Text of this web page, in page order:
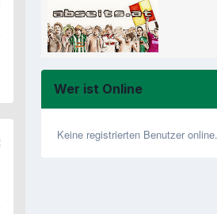
Wer ist Online
Keine registrierten Benutzer online.